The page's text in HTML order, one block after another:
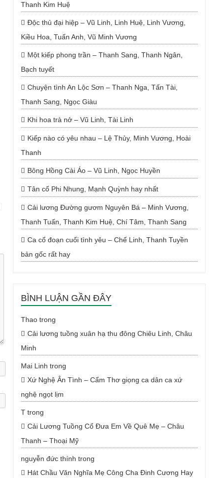
Thanh Kim Huệ
Độc thủ đại hiệp – Vũ Linh, Linh Huệ, Linh Vương,
Kiều Hoa, Tuấn Anh, Vũ Minh Vương
Một kiếp phong trần – Thanh Sang, Thanh Ngân,
Bạch tuyết
Chuyện tình An Lộc Sơn – Thanh Nga, Tấn Tài,
Thanh Sang, Ngọc Giàu
Khi hoa trà nở – Vũ Linh, Tài Linh
Kiếp nào có yêu nhau – Lệ Thủy, Minh Vương, Hoài
Thanh
Bông Hồng Cài Áo – Vũ Linh, Ngọc Huyền
Tân cổ Phi Nhung, Mạnh Quỳnh hay nhất
Cải lương Đường gươm Nguyên Bá – Minh Vương,
Thanh Tuấn, Thanh Kim Huệ, Chí Tâm, Thanh Sang
Ca cổ đoạn cuối tình yêu – Chế Linh, Thanh Tuyền
bản gốc rất hay
BÌNH LUẬN GẦN ĐÂY
Thaotrong
Cải lương tuồng xuân hạ thu đông Chiêu Linh, Châu
Minh
Mai Linh trong
Xứ Nghệ Ân Tình – Cẩm Thơ giọng ca dân ca xứ
nghệ ngọt lịm
Ttrong
Cải Lương Tuồng Cổ Đưa Em Về Quê Mẹ – Châu
Thanh – Thoại Mỹ
nguyễn đức thính trong
Hát Chầu Văn Nghĩa Mẹ Công Cha Đinh Cương Hay